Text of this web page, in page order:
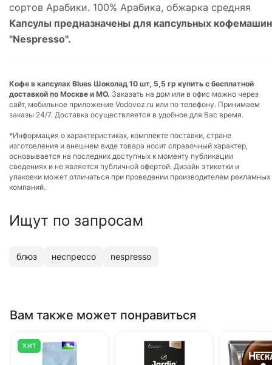
сортов Арабики. 100% Арабика, обжарка средняя
Капсулы предназначены для капсульных кофемашин
"Nespresso".
Кофе в капсулах Blues Шоколад 10 шт, 5,5 гр купить с бесплатной
доставкой по Москве и МО. Заказать на дом или в офис можно через
сайт, мобильное приложение Vodovoz.ru или по телефону. Принимаем
заказы 24/7. Доставка осуществляется в удобное для Вас время.
*Информация о характеристиках, комплекте поставки, стране
изготовления и внешнем виде товара носит справочный характер,
основывается на последних доступных к моменту публикации
сведениях и не является публичной офертой. Дизайн этикетки и
упаковки может отличаться при проведении производителем рекламных
компаний.
Ищут по запросам
блюз неспрессо nespresso
Вам также может понравиться
ХИТ